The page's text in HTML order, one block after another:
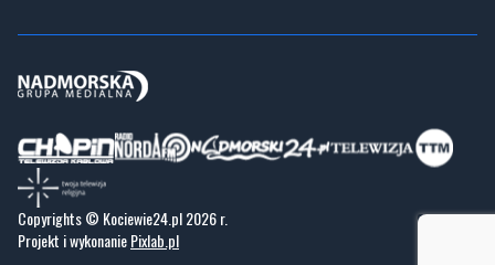
Copyrights © Kociewie24.pl 2026 r.
Projekt i wykonaniePixlab.pl